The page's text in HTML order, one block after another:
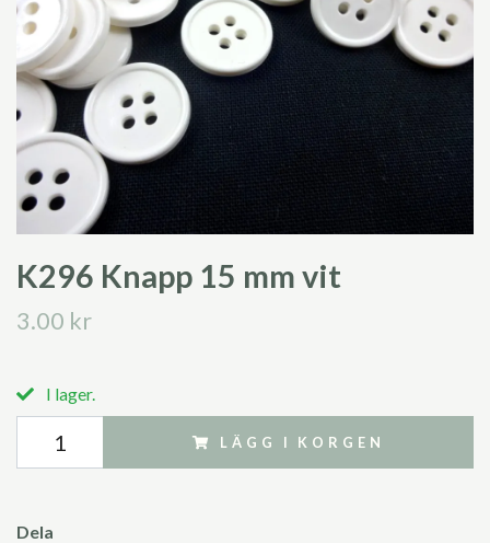
K296 Knapp 15 mm vit
3.00 kr
I lager.
LÄGG I KORGEN
Dela